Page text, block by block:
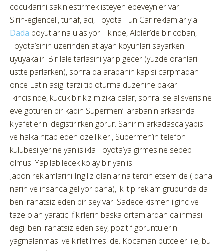
cocuklarini sakinlestirmek isteyen ebeveynler var.
Sirin-eglenceli, tuhaf, aci, Toyota Fun Car reklamlariyla
Dada boyutlarina ulasiyor. Ilkinde, Alpler’de bir coban,
Toyota’sinin üzerinden atlayan koyunlari sayarken
uyuyakalir. Bir lale tarlasini yarip gecer (yüzde oranlari
üstte parlarken), sonra da arabanin kapisi carpmadan
önce Latin asigi tarzi tip oturma düzenine bakar.
Ikincisinde, kücük bir kiz mizika calar, sonra ise alisverisine
eve götüren bir kadin Süpermen’i arabanin arkasinda
kiyafetlerini degistirirken görür. Sanirim arkadasca yapisi
ve halka hitap eden özellikleri, Süpermen’in telefon
kulubesi yerine yanlislikla Toyota’ya girmesine sebep
olmus. Yapilabilecek kolay bir yanlis.
Japon reklamlarini Ingiliz olanlarina tercih etsem de ( daha
narin ve insanca geliyor bana), iki tip reklam grubunda da
beni rahatsiz eden bir sey var. Sadece kismen ilginc ve
taze olan yaratici fikirlerin baska ortamlardan calinmasi
degil beni rahatsiz eden sey, pozitif görüntülerin
yagmalanmasi ve kirletilmesi de. Kocaman bütceleri ile, bu